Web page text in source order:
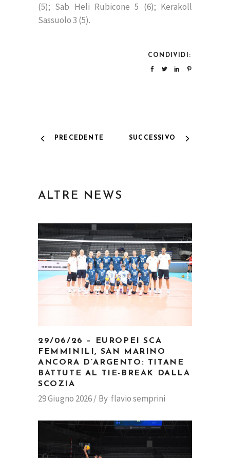
(5); Sab Heli Rubicone 5 (6); Kerakoll
Sassuolo 3 (5).
CONDIVIDI:
PRECEDENTE SUCCESSIVO
ALTRE NEWS
29/06/26 – EUROPEI SCA
FEMMINILI, SAN MARINO
ANCORA D’ARGENTO: TITANE
BATTUTE AL TIE-BREAK DALLA
SCOZIA
29 Giugno 2026 By flavio semprini